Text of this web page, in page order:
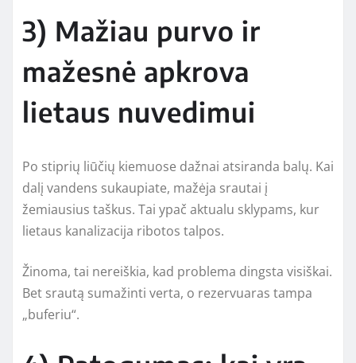
3) Mažiau purvo ir
mažesnė apkrova
lietaus nuvedimui
Po stiprių liūčių kiemuose dažnai atsiranda balų. Kai
dalį vandens sukaupiate, mažėja srautai į
žemiausius taškus. Tai ypač aktualu sklypams, kur
lietaus kanalizacija ribotos talpos.
Žinoma, tai nereiškia, kad problema dingsta visiškai.
Bet srautą sumažinti verta, o rezervuaras tampa
„buferiu“.